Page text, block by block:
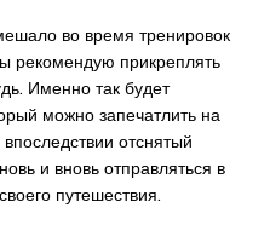
во время тренировок
рекомендую прикреплять
Именно так будет
можно запечатлить на
отснятый
и вновь отправляться в
путешествия.